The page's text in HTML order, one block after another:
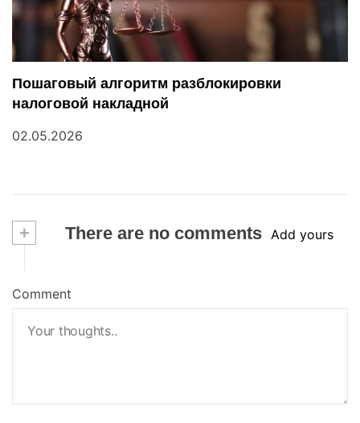
Пошаговый алгоритм разблокировки
налоговой накладной
02.05.2026
+ There are no comments Add yours
Comment